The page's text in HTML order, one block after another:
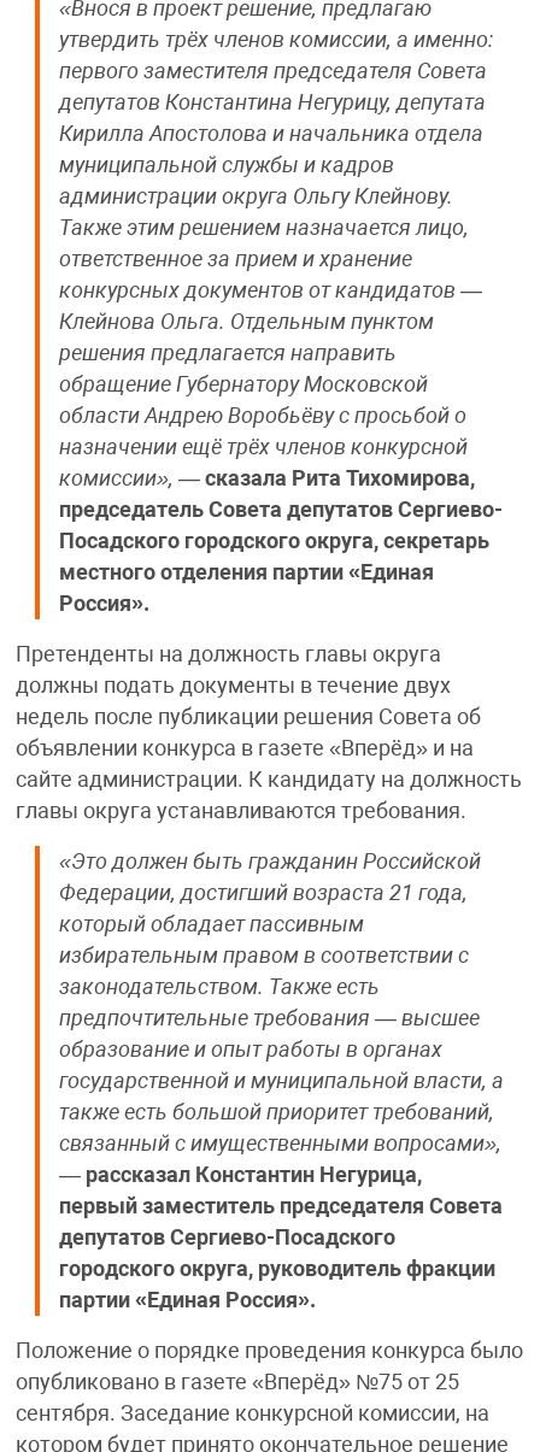
«Внося в проект решение, предлагаю
утвердить трёх членов комиссии, а именно:
первого заместителя председателя Совета
депутатов Константина Негурицу, депутата
Кирилла Апостолова и начальника отдела
муниципальной службы и кадров
администрации округа Ольгу Клейнову.
Также этим решением назначается лицо,
ответственное за прием и хранение
конкурсных документов от кандидатов —
Клейнова Ольга. Отдельным пунктом
решения предлагается направить
обращение Губернатору Московской
области Андрею Воробьёву с просьбой о
назначении ещё трёх членов конкурсной
комиссии», — сказала Рита Тихомирова,
председатель Совета депутатов Сергиево-
Посадского городского округа, секретарь
местного отделения партии «Единая
Россия».
Претенденты на должность главы округа
должны подать документы в течение двух
недель после публикации решения Совета об
объявлении конкурса в газете «Вперёд» и на
сайте администрации. К кандидату на должность
главы округа устанавливаются требования.
«Это должен быть гражданин Российской
Федерации, достигший возраста 21 года,
который обладает пассивным
избирательным правом в соответствии с
законодательством. Также есть
предпочтительные требования — высшее
образование и опыт работы в органах
государственной и муниципальной власти, а
также есть большой приоритет требований,
связанный с имущественными вопросами»,
—рассказал Константин Негурица,
первый заместитель председателя Совета
депутатов Сергиево-Посадского
городского округа, руководитель фракции
партии «Единая Россия».
Положение о порядке проведения конкурса было
опубликовано в газете «Вперёд» №75 от 25
сентября. Заседание конкурсной комиссии, на
котором будет принято окончательное решение